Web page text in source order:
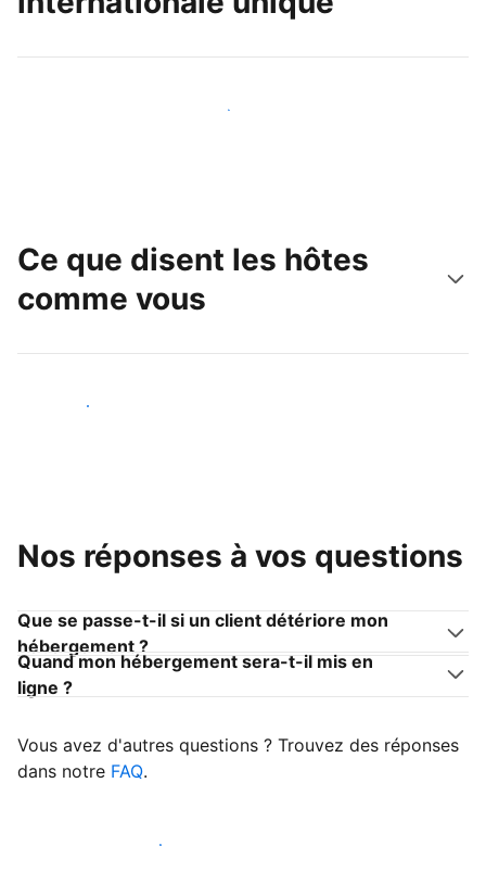
Touchez une nouvelle clientèle dès aujourd'hui
Ce que disent les hôtes
comme vous
Devenir hôte
Nos réponses à vos questions
Que se passe-t-il si un client détériore mon
hébergement ?
Quand mon hébergement sera-t-il mis en
ligne ?
Vous avez d'autres questions ? Trouvez des réponses
dans notre FAQ.
Accueillir mes premiers clients